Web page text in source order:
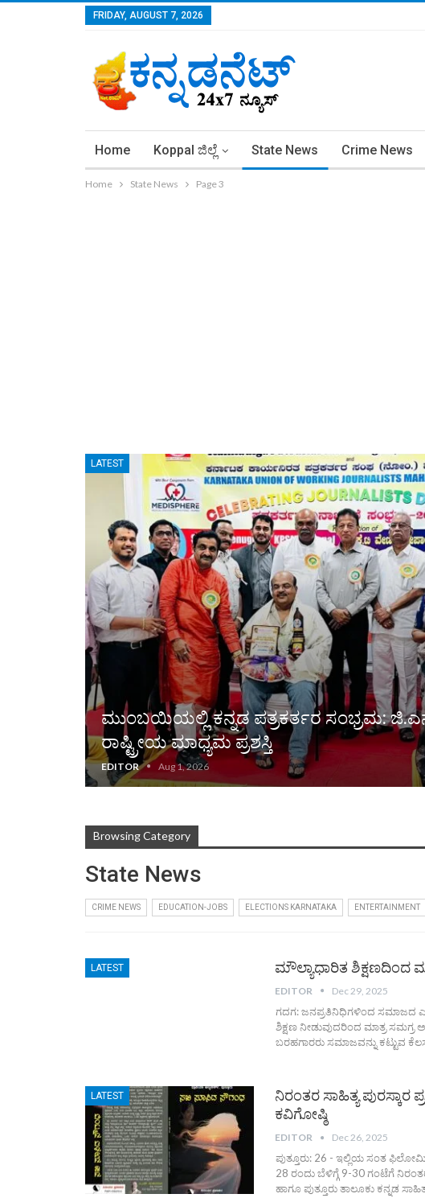
FRIDAY, AUGUST 7, 2026
Home Koppal ಜಿಲ್ಲೆ State News Crime News
Home State News Page 3
LATEST
ಮುಂಬಯಿಯಲ್ಲಿ ಕನ್ನಡ ಪತ್ರಕರ್ತರ ಸಂಭ್ರಮ:
ರಾಷ್ಟ್ರೀಯ ಮಾಧ್ಯಮ ಪ್ರಶಸ್ತಿ
EDITOR Aug 1, 2026
Browsing Category
State News
CRIME NEWS EDUCATION-JOBS ELECTIONS KARNATAKA ENTERTAINMENT
LATEST ಮೌಲ್ಯಾಧಾರಿತ ಶಿಕ್ಷಣದಿಂದ
EDITOR Dec 29, 2025
ಗದಗ: ಜನಪ್ರತಿನಿಧಿಗಳಿಂದ ಸಮಾಜದ
ಶಿಕ್ಷಣ ನೀಡುವುದರಿಂದ ಮಾತ್ರ ಸಮಗ್ರ
ಬರಹಗಾರರು ಸಮಾಜವನ್ನು ಕಟ್ಟುವ
LATEST
ನಿರಂತರ ಸಾಹಿತ್ಯ ಪುರಸ್ಕಾರ
ಕವಿಗೋಷ್ಠಿ
EDITOR Dec 26, 2025
ಪುತ್ತೂರು: 26 - ಇಲ್ಲಿಯ ಸಂತ
28 ರಂದು ಬೆಳಿಗ್ಗೆ 9-30 ಗಂಟೆಗೆ
ಹಾಗೂ ಪುತ್ತೂರು ತಾಲೂಕು ಕನ್ನಡ